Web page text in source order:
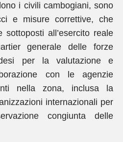
i civili cambogiani, sono
e misure correttive, che
sottoposti all’esercito reale
generale delle forze
per la valutazione e
con le agenzie
nella zona, inclusa la
internazionali per
congiunta delle